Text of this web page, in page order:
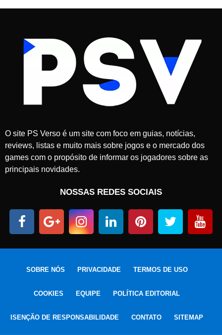
O site PS Verso é um site com foco em guias, notícias,
reviews, listas e muito mais sobre jogos e o mercado dos
games com o propósito de informar os jogadores sobre as
principais novidades.
NOSSAS REDES SOCIAIS
SOBRE NÓS PRIVACIDADE TERMOS DE USO
COOKIES EQUIPE POLÍTICA EDITORIAL
ISENÇÃO DE RESPONSABILIDADE CONTATO SITEMAP